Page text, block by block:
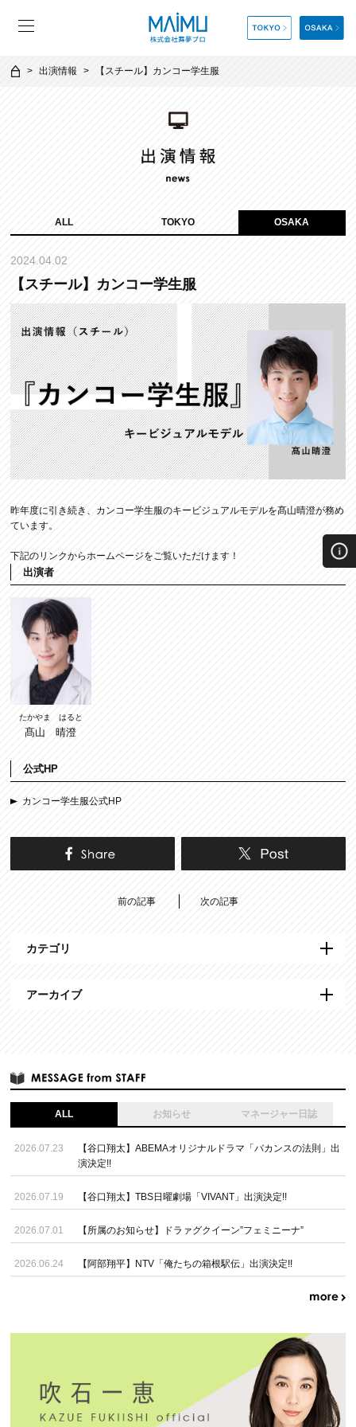
出演情報 【スチール】カンコー学生服
ALL TOKYO OSAKA
2024.04.02
【スチール】カンコー学生服
昨年度に引き続き、カンコー学生服のキービジュアルモデルを髙山晴澄が務め
ています。
下記のリンクからホームページをご覧いただけます！
出演者
たかやま はると
髙山 晴澄
公式HP
カンコー学生服公式HP
前の記事 次の記事
カテゴリ
アーカイブ
ALL お知らせ マネージャー日誌
2026.07.23
【谷口翔太】ABEMAオリジナルドラマ「バカンスの法則」出
演決定!!
2026.07.19 【谷口翔太】TBS日曜劇場「VIVANT」出演決定!!
2026.07.01 【所属のお知らせ】ドラァグクイーン”フェミニーナ”
2026.06.24 【阿部翔平】NTV「俺たちの箱根駅伝」出演決定!!